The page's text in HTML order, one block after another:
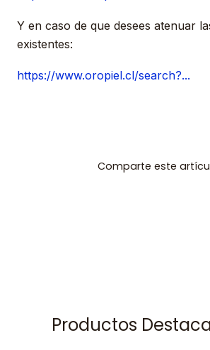
Y en caso de que desees atenuar
existentes:
https://www.oropiel.cl/search?...
Comparte este
Productos